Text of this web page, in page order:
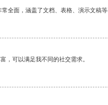
全面，涵盖了文档、表格、演示文稿
，可以满足我不同的社交需求。